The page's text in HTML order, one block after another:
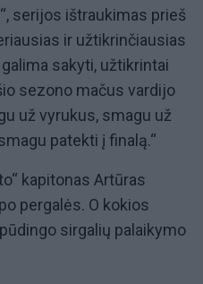
serijos ištraukimas prieš
ir užtikrinčiausias
sakyti, užtikrintai
sezono mačus vardijo
už vyrukus, smagu už
patekti į finalą.“
kapitonas Artūras
pergalės. O kokios
sirgalių palaikymo